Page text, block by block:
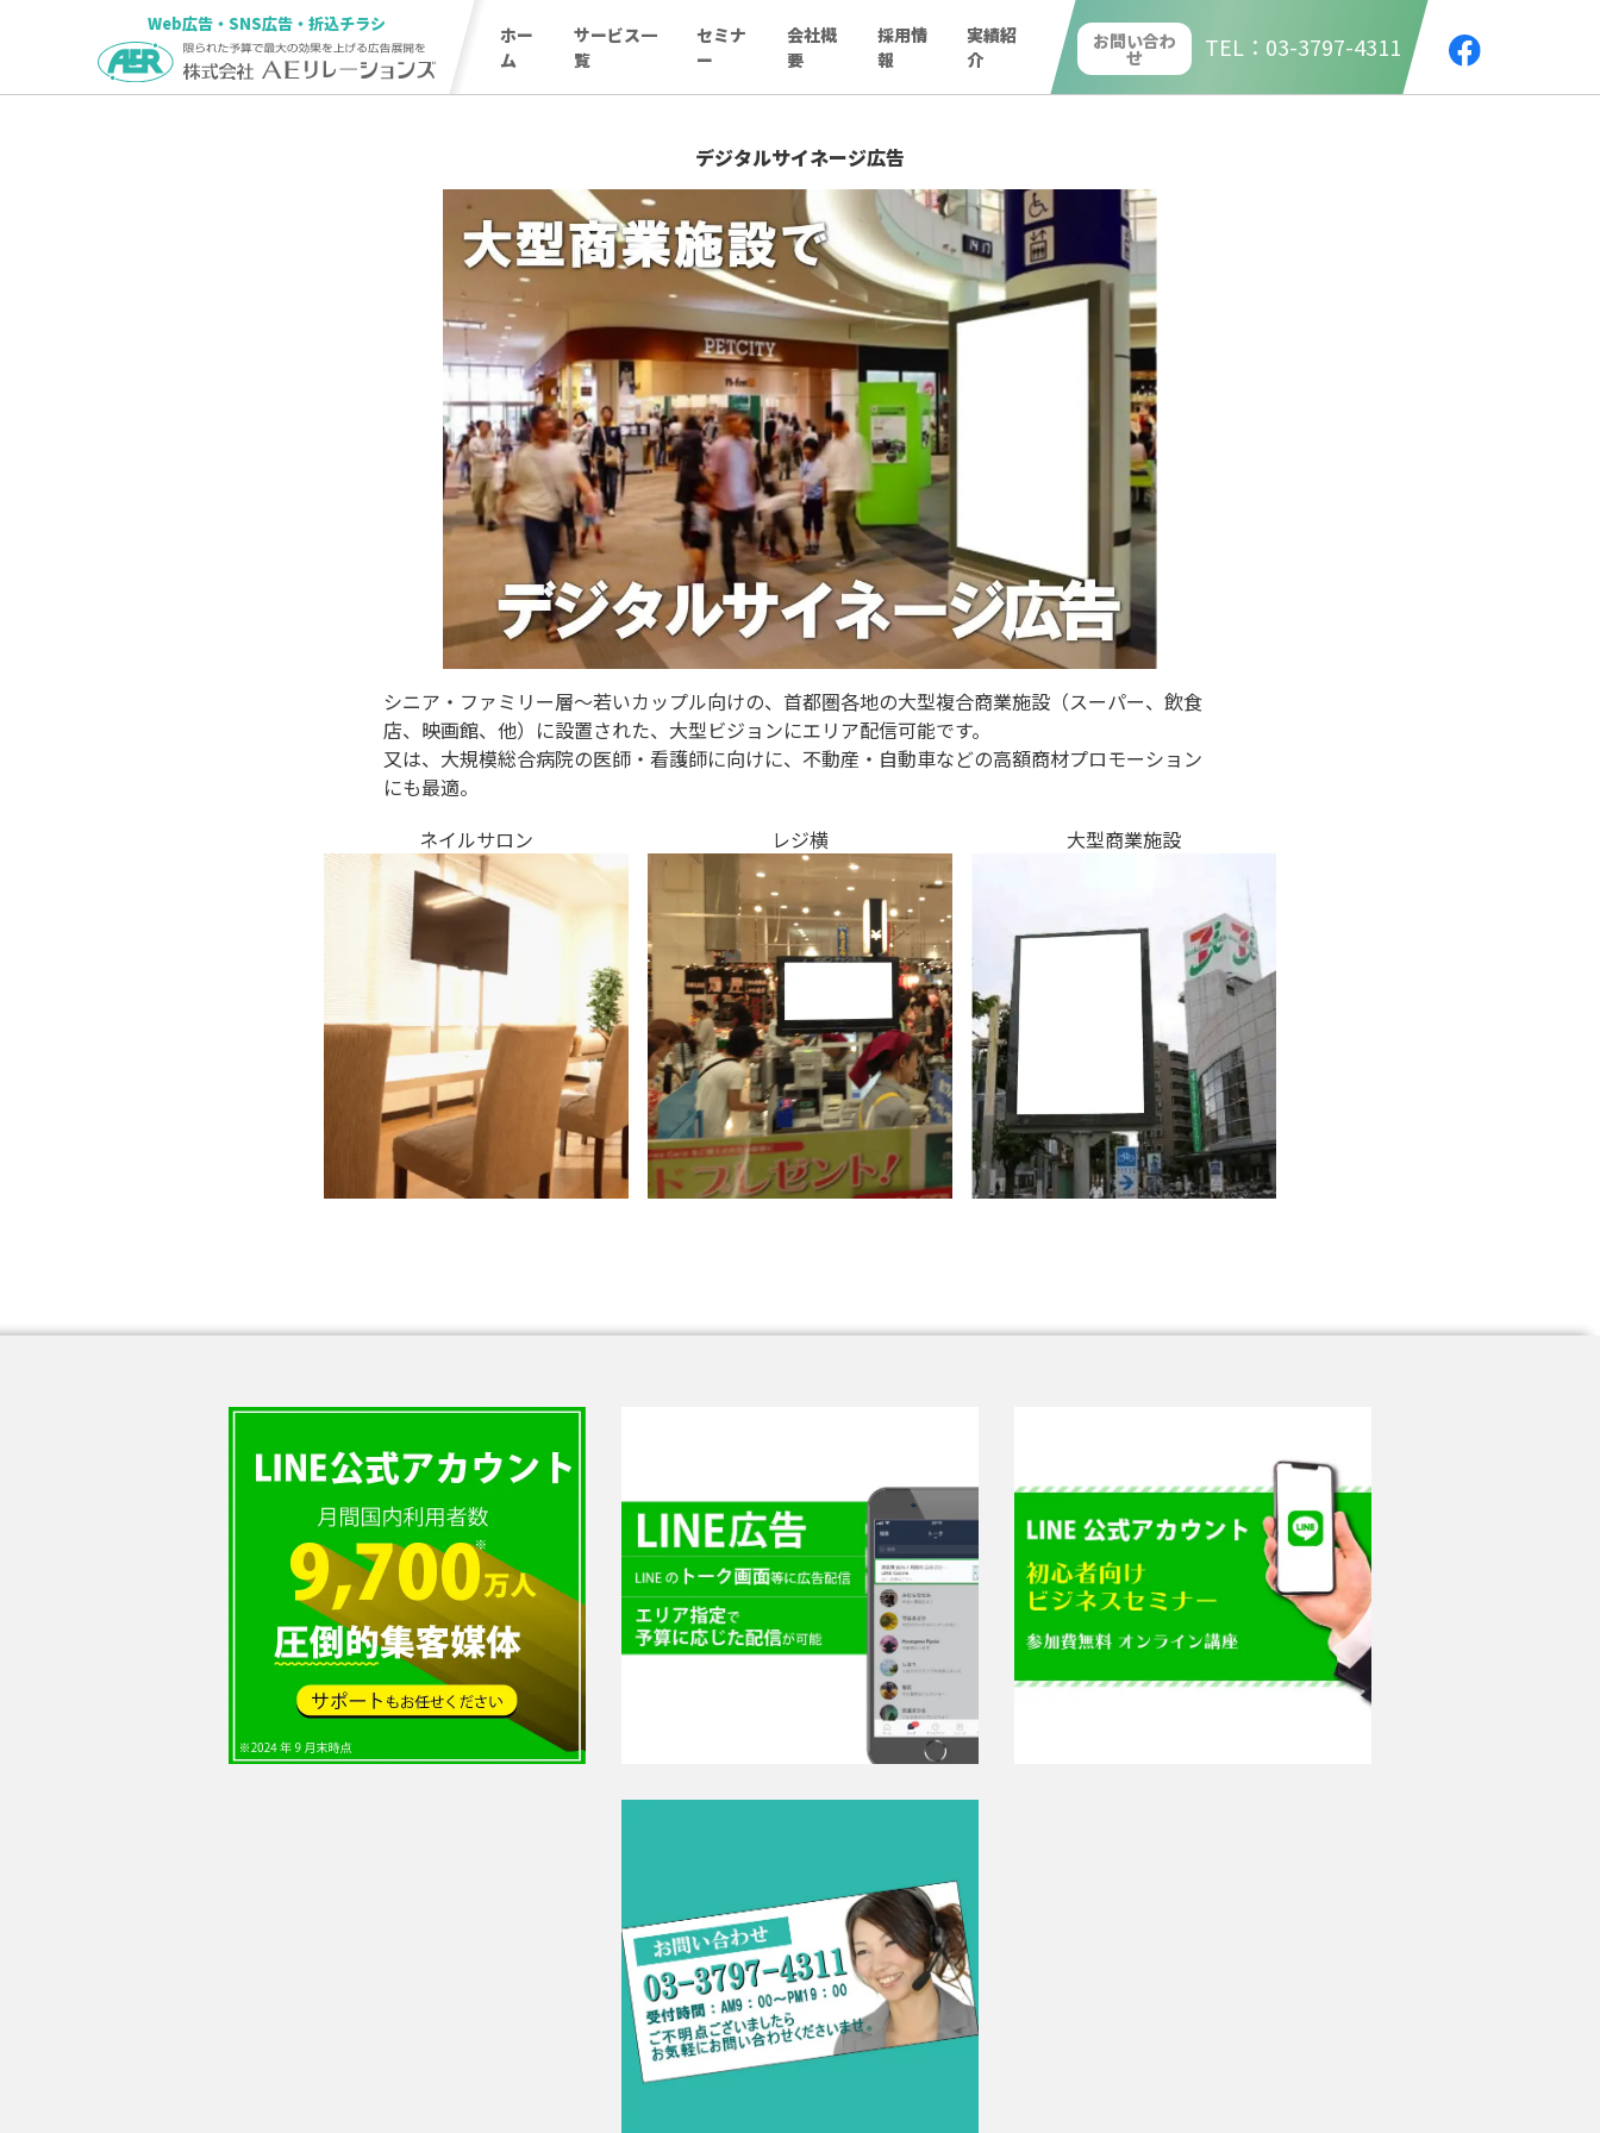
Web広告・SNS広告・折込チラシ
ホー
ム
サービス一
覧
セミナ
ー
会社概
要
採用情
報
実績紹
介
お問い合わ
せ TEL 03-3797-4311
デジタルサイネージ広告
シニア・ファミリー層～若いカップル向けの、首都圏各地の大型複合商業施設（スーパー、飲食
店、映画館、他）に設置された、大型ビジョンにエリア配信可能です。
又は、大規模総合病院の医師・看護師に向けに、不動産・自動車などの高額商材プロモーション
にも最適。
ネイルサロン
レジ横 大型商業施設